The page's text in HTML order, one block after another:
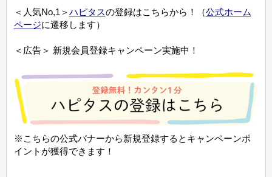
＜人気No,1＞ ハピタスの登録はこちらから！（公式ホーム
ページに遷移します）
＜広告＞ 新規会員登録キャンペーン実施中！
※こちらの公式バナーから新規登録するとキャンペーンポ
イントが獲得できます！